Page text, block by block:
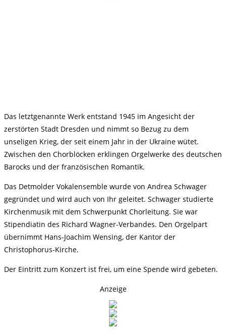
Das letztgenannte Werk entstand 1945 im Angesicht der
zerstörten Stadt Dresden und nimmt so Bezug zu dem
unseligen Krieg, der seit einem Jahr in der Ukraine wütet.
Zwischen den Chorblöcken erklingen Orgelwerke des deutschen
Barocks und der französischen Romantik.
Das Detmolder Vokalensemble wurde von Andrea Schwager
gegründet und wird auch von Ihr geleitet. Schwager studierte
Kirchenmusik mit dem Schwerpunkt Chorleitung. Sie war
Stipendiatin des Richard Wagner-Verbandes. Den Orgelpart
übernimmt Hans-Joachim Wensing, der Kantor der
Christophorus-Kirche.
Der Eintritt zum Konzert ist frei, um eine Spende wird gebeten.
Anzeige